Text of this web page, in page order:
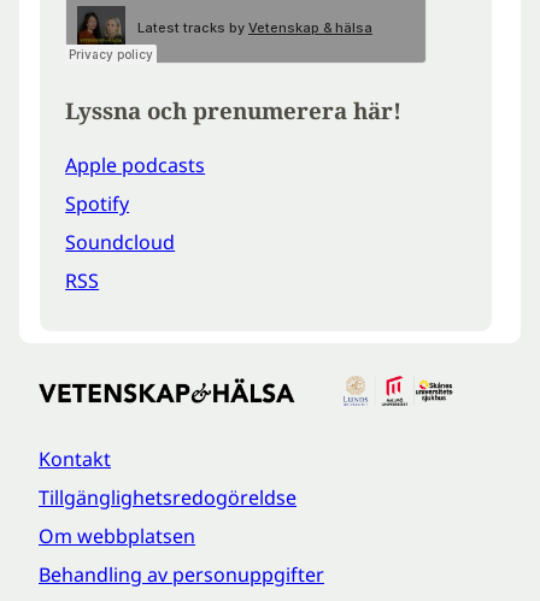
Lyssna och prenumerera här!
Apple podcasts
Spotify
Soundcloud
RSS
Kontakt
Tillgänglighetsredogöreldse
Om webbplatsen
Behandling av personuppgifter